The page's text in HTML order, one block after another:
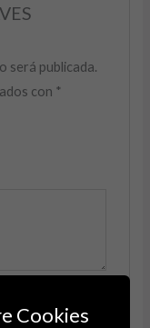
será publicada.
con *
Cookies